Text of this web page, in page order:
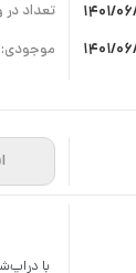
1401/
1401/
تعداد در
موجودی:
با